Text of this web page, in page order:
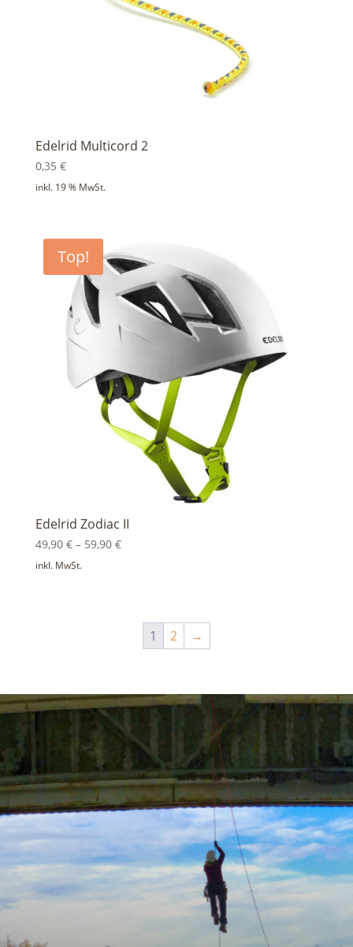
Edelrid Multicord 2
0,35 €
inkl. 19 % MwSt.
Top!
Edelrid Zodiac II
49,90 €– 59,90 €
inkl. MwSt.
1 2 →